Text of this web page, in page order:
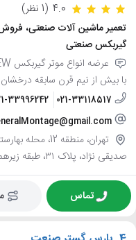
4.0 (1 نظر)
تعمیر ماشین آلات صنعتی، فروش
گیربکس صنعتی
با بیش از نیم قرن سابقه
021-33118517
33996242
تهران، منطقه
صدیقی نژاد، پلاک ۳۱، طبقه زیرهمکف
تماس